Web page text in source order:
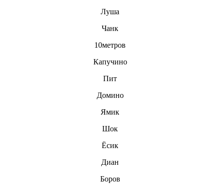
Луша
Чанк
10метров
Капучино
Пит
Домино
Ямик
Шок
Ёсик
Диан
Бopoв